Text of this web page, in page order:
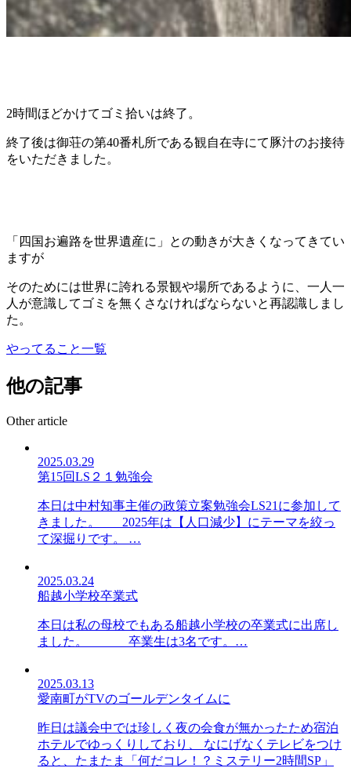
2時間ほどかけてゴミ拾いは終了。
終了後は御荘の第40番札所である観自在寺にて豚汁のお接待
をいただきました。
「四国お遍路を世界遺産に」との動きが大きくなってきてい
ますが
そのためには世界に誇れる景観や場所であるように、一人一
人が意識してゴミを無くさなければならないと再認識しまし
た。
やってること一覧
他の記事
Other article
2025.03.29
第15回LS２１勉強会
本日は中村知事主催の政策立案勉強会LS21に参加して
きました。 2025年は【人口減少】にテーマを絞っ
て深掘りです。 …
2025.03.24
船越小学校卒業式
本日は私の母校でもある船越小学校の卒業式に出席し
ました。 卒業生は3名です。…
2025.03.13
愛南町がTVのゴールデンタイムに
昨日は議会中では珍しく夜の会食が無かったため宿泊
ホテルでゆっくりしており、 なにげなくテレビをつけ
ると、たまたま「何だコレ！？ミステリー2時間SP」